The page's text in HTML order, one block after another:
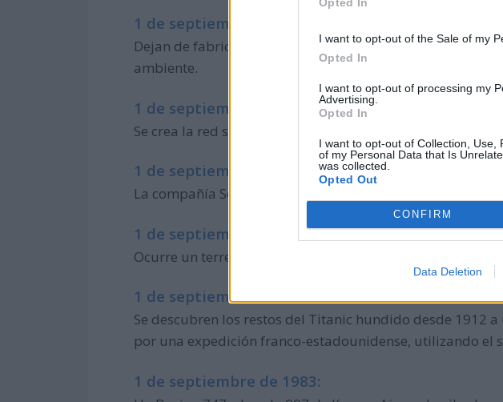
I want to opt-out of the Sale of my
Opted In
I want to opt-out of processing my
Advertising.
Opted In
I want to opt-out of Collection, Use,
of my Personal Data that Is
was collected.
Opted Out
CONFIRM
Data Deletion
1 de septiembre de 2012:
Dejan de fabricarse bombillas de incandescencia en la
ambiente.
1 de septiembre de 2011:
Se crea la red social Snapchat en Estados Unidos.
1 de septiembre de 2005:
La compañía Sony Computer Entertainment saca al
1 de septiembre de 1992:
Ocurre un terremoto, que a su vez provoca un
1 de septiembre de 1985:
Se descubren los restos del Titanic hundido desde 1912
por una expedición franco-estadounidense, utilizando el
1 de septiembre de 1983: